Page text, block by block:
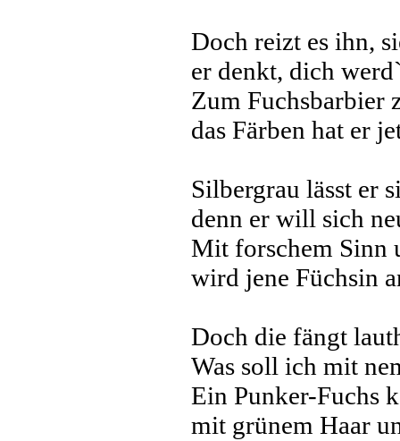
Doch reizt es ihn,
er denkt, dich
Zum Fuchsbarbier
das Färben hat er
Silbergrau lässt er
denn er will sich
Mit forschem Sinn
wird jene Füchsin
Doch die fängt
Was soll ich mit
Ein Punker-Fuchs
mit grünem Haar